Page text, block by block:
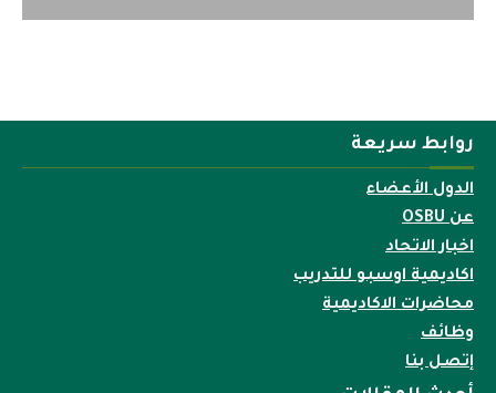
روابط سريعة
الدول الأعضاء
عن OSBU
اخبار الاتحاد
اكاديمية اوسبو للتدريب
محاضرات الاكاديمية
وظائف
إتصل بنا